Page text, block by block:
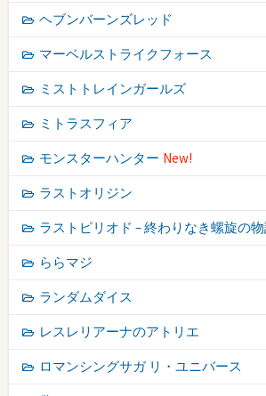
ヘブンバーンズレッド
マーベルストライクフォース
ミストトレインガールズ
ミトラスフィア
モンスターハンター New!
ラストオリジン
ラストピリオド – 終わりなき螺旋の物
ららマジ
ランダムダイス
レスレリアーナのアトリエ
ロマンシングサガ リ・ユニバース